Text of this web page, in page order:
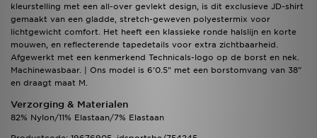
kleurstelling met een all-over gevlekt design, is dit exclusieve JD-shirt
gemaakt van een gladde, stretch-geweven polyestermix voor
lichtgewicht comfort. Het heeft een klassieke ronde halslijn en korte
mouwen, en reflecterende tapedetails voor extra zichtbaarheid.
Afgewerkt met een kenmerkend Technicals-logo op de borst en nek.
Machinewasbaar. | Ons model is 6'0.5" met een borstomvang van 38"
en draagt maat M.
Verzorging & Materialen
82% Nylon/11% Elastaan/7% Elastaan